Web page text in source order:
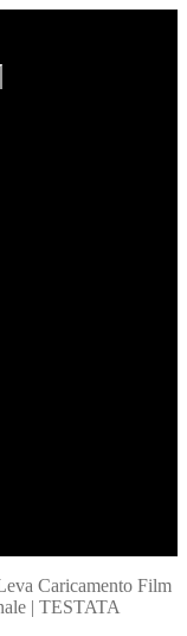
Caricamento Film
| TESTATA